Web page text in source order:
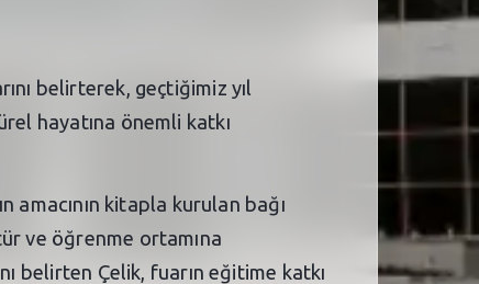
belirterek, geçtiğimiz yıl
hayatına önemli katkı
amacının kitapla kurulan bağı
ve öğrenme ortamına
belirten Çelik, fuarın eğitime katkı